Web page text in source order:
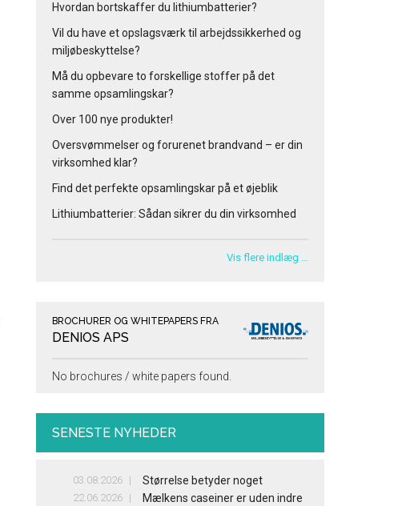
Hvordan bortskaffer du lithiumbatterier?
Vil du have et opslagsværk til arbejdssikkerhed og
miljøbeskyttelse?
Må du opbevare to forskellige stoffer på det
samme opsamlingskar?
Over 100 nye produkter!
Oversvømmelser og forurenet brandvand – er din
virksomhed klar?
Find det perfekte opsamlingskar på et øjeblik
Lithiumbatterier: Sådan sikrer du din virksomhed
Vis flere indlæg …
BROCHURER OG WHITEPAPERS FRA
DENIOS APS
No brochures / white papers found.
SENESTE NYHEDER
03.08.2026 Størrelse betyder noget
22.06.2026
Mælkens caseiner er uden indre